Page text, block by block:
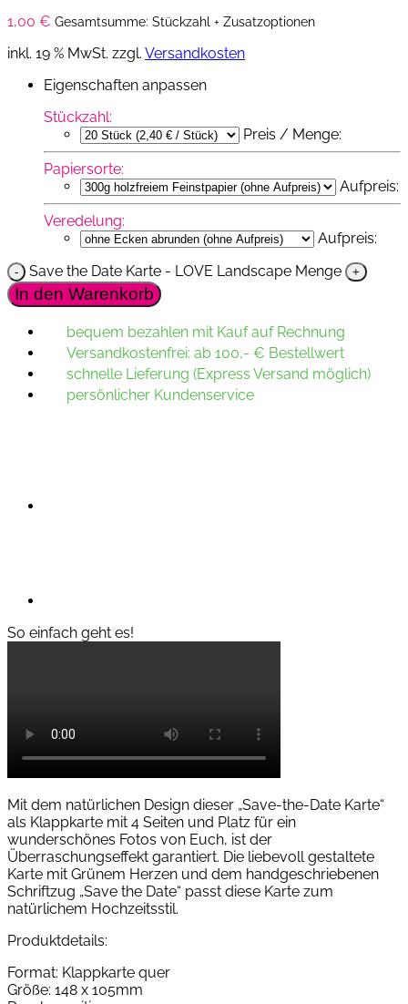
1,00 € Gesamtsumme: Stückzahl + Zusatzoptionen
inkl. 19 % MwSt. zzgl. Versandkosten
Eigenschaften anpassen
Stückzahl:
Preis / Menge:
Papiersorte:
Aufpreis:
Veredelung:
Aufpreis:
Save the Date Karte - LOVE Landscape Menge
In den Warenkorb
bequem bezahlen mit Kauf auf Rechnung
Versandkostenfrei: ab 100,- € Bestellwert
schnelle Lieferung (Express Versand möglich)
persönlicher Kundenservice
So einfach geht es!
Mit dem natürlichen Design dieser „Save-the-Date Karte“
als Klappkarte mit 4 Seiten und Platz für ein
wunderschönes Fotos von Euch, ist der
Überraschungseffekt garantiert. Die liebevoll gestaltete
Karte mit Grünem Herzen und dem handgeschriebenen
Schriftzug „Save the Date“ passt diese Karte zum
natürlichem Hochzeitsstil.
Produktdetails:
Format: Klappkarte quer
Größe: 148 x 105mm